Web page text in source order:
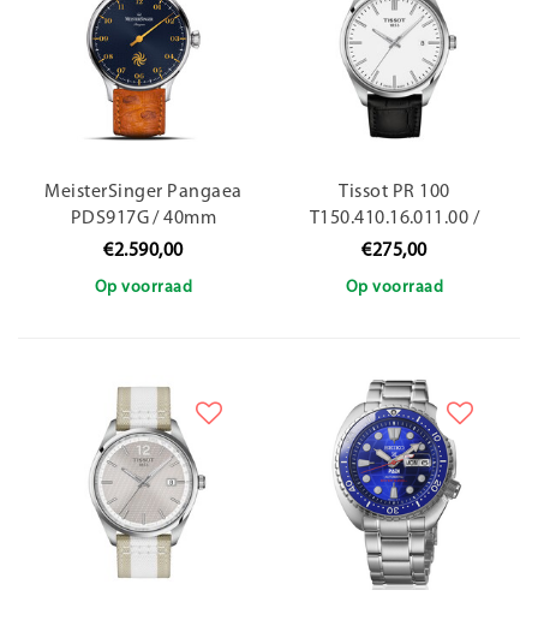
MeisterSinger Pangaea
PDS917G / 40mm
€2.590,00
Op voorraad
Tissot PR 100
T150.410.16.011.00 /
40mm
€275,00
Op voorraad